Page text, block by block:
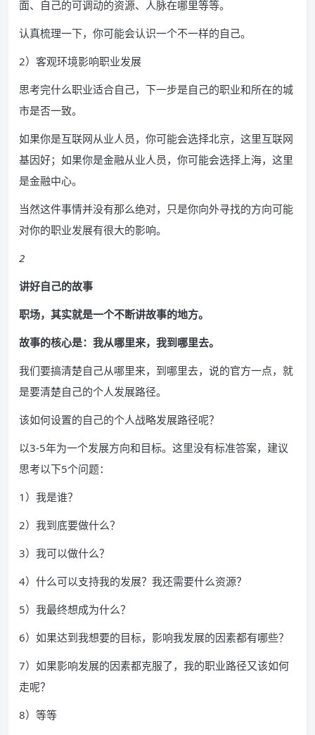
面、自己的可调动的资源、人脉在哪里等等。
认真梳理一下，你可能会认识一个不一样的自己。
2）客观环境影响职业发展
思考完什么职业适合自己，下一步是自己的职业和所在的城
市是否一致。
如果你是互联网从业人员，你可能会选择北京，这里互联网
基因好；如果你是金融从业人员，你可能会选择上海，这里
是金融中心。
当然这件事情并没有那么绝对，只是你向外寻找的方向可能
对你的职业发展有很大的影响。
2
讲好自己的故事
职场，其实就是一个不断讲故事的地方。
故事的核心是：我从哪里来，我到哪里去。
我们要搞清楚自己从哪里来，到哪里去，说的官方一点，就
是要清楚自己的个人发展路径。
该如何设置的自己的个人战略发展路径呢？
以3-5年为一个发展方向和目标。这里没有标准答案，建议
思考以下5个问题：
1）我是谁？
2）我到底要做什么？
3）我可以做什么？
4）什么可以支持我的发展？我还需要什么资源？
5）我最终想成为什么？
6）如果达到我想要的目标，影响我发展的因素都有哪些？
7）如果影响发展的因素都克服了，我的职业路径又该如何
走呢？
8）等等